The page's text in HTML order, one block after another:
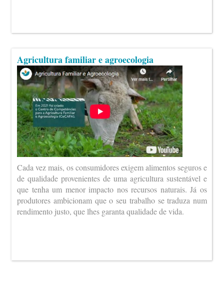
Agricultura familiar e agroecologia
Cada vez mais, os consumidores exigem alimentos seguros e
de qualidade provenientes de uma agricultura sustentável e
que tenha um menor impacto nos recursos naturais. Já os
produtores ambicionam que o seu trabalho se traduza num
rendimento justo, que lhes garanta qualidade de vida.